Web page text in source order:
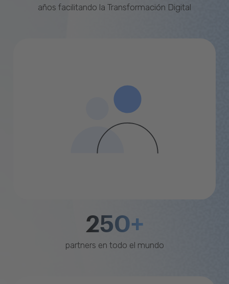
años facilitando la Transformación Digital
250+
partners en todo el mundo